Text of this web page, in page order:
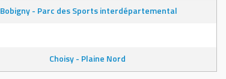
Bobigny - Parc des Sports interdépartemental
Choisy - Plaine Nord